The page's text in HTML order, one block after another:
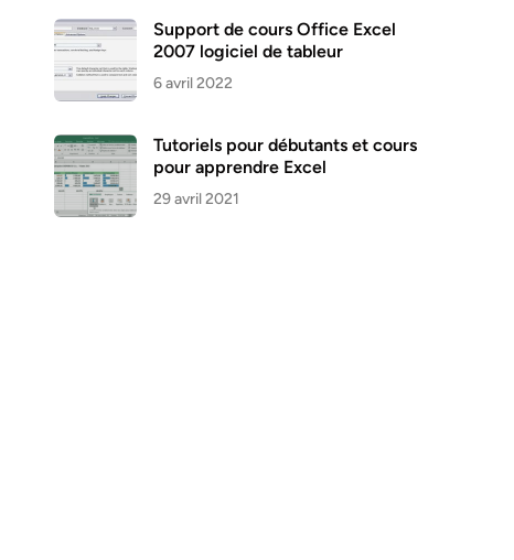
Support de cours Office Excel
2007 logiciel de tableur
6 avril 2022
Tutoriels pour débutants et cours
pour apprendre Excel
29 avril 2021